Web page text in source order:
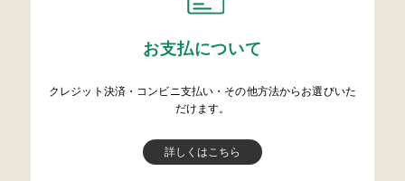
お支払について
クレジット決済・コンビニ支払い・その他方法からお選びいた
だけます。
詳しくはこちら